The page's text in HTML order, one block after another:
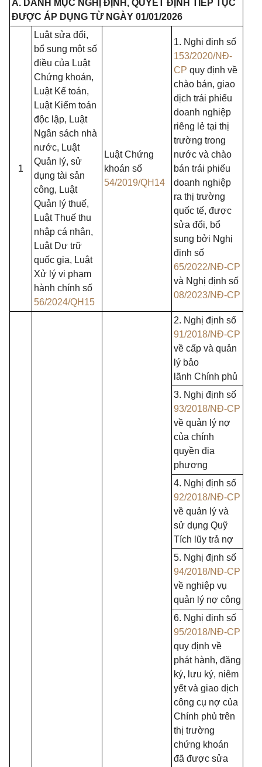
A. DANH MỤC NGHỊ ĐỊNH, QUYẾT ĐỊNH TIẾP TỤC
ĐƯỢC ÁP DỤNG TỪ NGÀY 01/01/2026
1
Luật sửa đổi,
bổ sung một số
điều của Luật
Chứng khoán,
Luật Kế toán,
Luật Kiểm toán
độc lập, Luật
Ngân sách nhà
nước, Luật
Quản lý, sử
dụng tài sản
công, Luật
Quản lý thuế,
Luật Thuế thu
nhập cá nhân,
Luật Dự trữ
quốc gia, Luật
Xử lý vi phạm
hành chính số
56/2024/QH15
Luật Chứng
khoán số
54/2019/QH14
1. Nghị định số
153/2020/NĐ-
CP quy định về
chào bán, giao
dịch trái phiếu
doanh nghiệp
riêng lẻ tại thị
trường trong
nước và chào
bán trái phiếu
doanh nghiệp
ra thị trường
quốc tế, được
sửa đổi, bổ
sung bởi Nghị
định số
65/2022/NĐ-CP
và Nghị định số
08/2023/NĐ-CP
2. Nghị định số
91/2018/NĐ-CP
về cấp và quản
lý bảo
lãnh Chính phủ
3. Nghị định số
93/2018/NĐ-CP
về quản lý nợ
của chính
quyền địa
phương
4. Nghị định số
92/2018/NĐ-CP
về quản lý và
sử dụng Quỹ
Tích lũy trả nợ
5. Nghị định số
94/2018/NĐ-CP
về nghiệp vụ
quản lý nợ công
6. Nghị định số
95/2018/NĐ-CP
quy định về
phát hành, đăng
ký, lưu ký, niêm
yết và giao dịch
công cụ nợ của
Chính phủ trên
thị trường
chứng khoán
đã được sửa